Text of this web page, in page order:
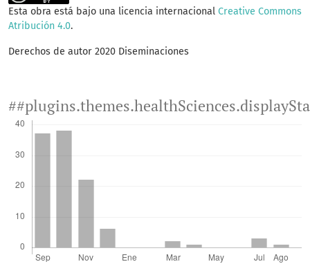
Esta obra está bajo una licencia internacional Creative Commons
Atribución 4.0.
Derechos de autor 2020 Diseminaciones